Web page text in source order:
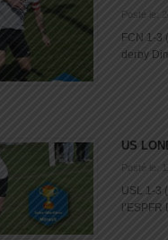
Posté le:
FCN 1-3
derby
US
Posté le:
USL 1-3